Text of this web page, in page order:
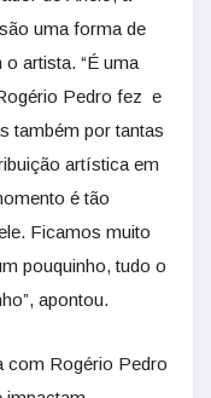
uma forma de
artista. “É uma
Pedro fez e
também por tantas
artística em
é tão
Ficamos muito
pouquinho, tudo o
apontou.
com Rogério Pedro